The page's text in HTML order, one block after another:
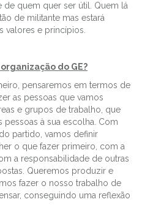
de quem quer ser útil. Quem lá
de militante mas estará
valores e princípios.
do GE?
pensaremos em termos de
as pessoas que vamos
e grupos de trabalho, que
à sua escolha. Com
partido, vamos definir
o que fazer primeiro, com a
a responsabilidade de outras
Queremos produzir e
fazer o nosso trabalho de
conseguindo uma reflexão